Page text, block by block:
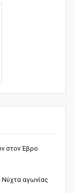
στον Έβρο
αγωνίας